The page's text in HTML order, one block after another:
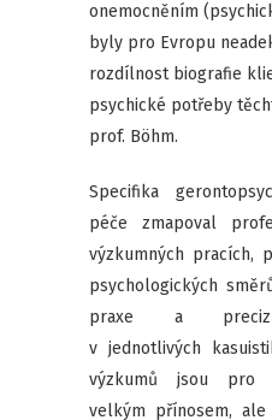
onemocněním
byly pro Evropu
rozdílnost biografie
psychické potřeby
prof. Böhm.
Specifika
péče zmapoval
výzkumných pracích,
psychologických
praxe a
v jednotlivých
výzkumů jsou pro
velkým přínosem,